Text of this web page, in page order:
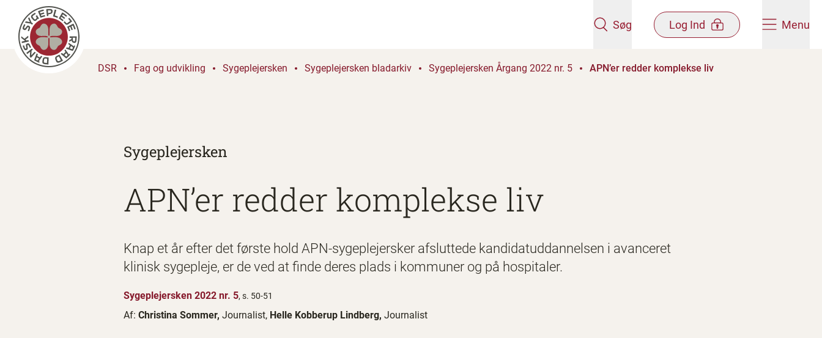
Søg Log Ind Menu
DSR Fag og udvikling Sygeplejersken Sygeplejersken bladarkiv Sygeplejersken Årgang 2022 nr. 5 APN’er redder komplekse liv
Sygeplejersken
APN’er redder komplekse liv
Knap et år efter det første hold APN-sygeplejersker afsluttede kandidatuddannelsen i avanceret
klinisk sygepleje, er de ved at finde deres plads i kommuner og på hospitaler.
Sygeplejersken 2022 nr. 5, s. 50-51
Af: Christina Sommer, Journalist, Helle Kobberup Lindberg, Journalist